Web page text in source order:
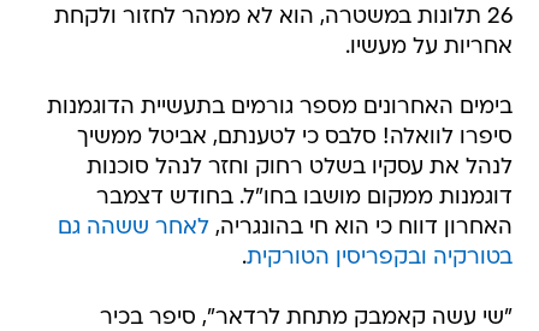
26 תלונות במשטרה, הוא לא ממהר לחזור ולקחת
אחריות על מעשיו.
בימים האחרונים מספר גורמים בתעשיית הדוגמנות
סיפרו לוואלה! סלבס כי לטענתם, אביטל ממשיך
לנהל את עסקיו בשלט רחוק וחזר לנהל סוכנות
דוגמנות ממקום מושבו בחו"ל. בחודש דצמבר
האחרון דווח כי הוא חי בהונגריה,לאחר ששהה גם
בטורקיה ובקפריסין הטורקית.
"שי עשה קאמבק מתחת לרדאר", סיפר בכיר